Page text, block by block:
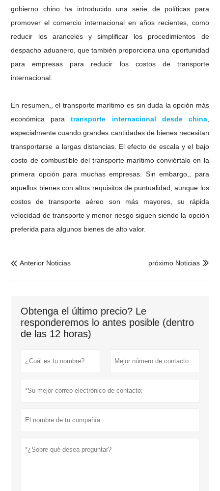
gobierno chino ha introducido una serie de políticas para
promover el comercio internacional en años recientes, como
reducir los aranceles y simplificar los procedimientos de
despacho aduanero, que también proporciona una oportunidad
para empresas para reducir los costos de transporte
internacional.
En resumen,, el transporte marítimo es sin duda la opción más
económica paratransporte internacional desde china,
especialmente cuando grandes cantidades de bienes necesitan
transportarse a largas distancias. El efecto de escala y el bajo
costo de combustible del transporte marítimo conviértalo en la
primera opción para muchas empresas. Sin embargo,, para
aquellos bienes con altos requisitos de puntualidad, aunque los
costos de transporte aéreo son más mayores, su rápida
velocidad de transporte y menor riesgo siguen siendo la opción
preferida para algunos bienes de alto valor.
 Anterior Noticias 
próximo Noticias
Obtenga el último precio? Le
responderemos lo antes posible (dentro
de las 12 horas)